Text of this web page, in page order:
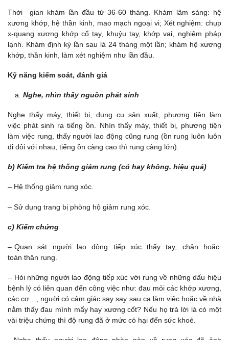
Thời gian khám lần đầu từ 36-60 tháng. Khám lâm sàng: hệ
xương khớp, hệ thần kinh, mao mạch ngoại vi; Xét nghiệm: chụp
x-quang xương khớp cổ tay, khuỷu tay, khớp vai, nghiệm pháp
lạnh. Khám định kỳ lần sau là 24 tháng một lần; khám hệ xương
khớp, thần kinh, làm xét nghiệm như lần đầu.
Kỹ năng kiểm soát, đánh giá
Nghe, nhìn thấy nguồn phát sinh
Nghe thấy máy, thiết bị, dụng cụ sản xuất, phương tiện làm
việc phát sinh ra tiếng ồn. Nhìn thấy máy, thiết bị, phương tiện
làm việc rung, thấy người lao động cũng rung (ồn rung luôn luôn
đi đôi với nhau, tiếng ồn càng cao thì rung càng lớn).
b) Kiểm tra hệ thống giảm rung (có hay không, hiệu quả)
– Hệ thống giảm rung xóc.
– Sử dụng trang bị phòng hộ giảm rung xóc.
c) Kiểm chứng
– Quan sát người lao động tiếp xúc thấy tay, chân hoặc
toàn thân rung.
– Hỏi những người lao động tiếp xúc với rung về những dấu hiệu
bệnh lý có liên quan đến công việc như: đau mỏi các khớp xương,
các cơ…, người có cảm giác say say sau ca làm việc hoặc về nhà
nằm thấy đau mình mẩy hay xương cốt? Nếu họ trả lời là có một
vài triệu chứng thì độ rung đã ở mức có hại đến sức khoẻ.